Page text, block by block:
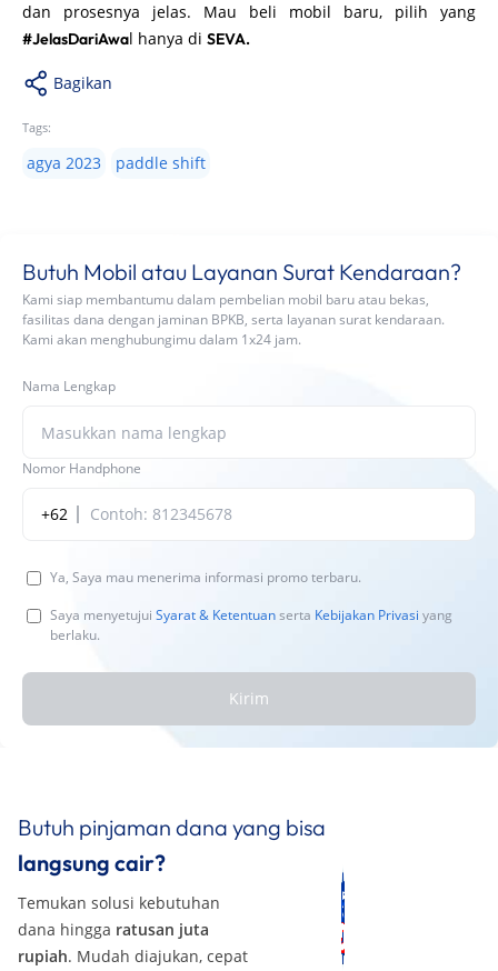
dan prosesnya jelas. Mau beli mobil baru, pilih yang
#JelasDariAwal hanya di SEVA.
Bagikan
Tags:
agya 2023 paddle shift
Butuh Mobil atau Layanan Surat Kendaraan?
Kami siap membantumu dalam pembelian mobil baru atau bekas,
fasilitas dana dengan jaminan BPKB, serta layanan surat kendaraan.
Kami akan menghubungimu dalam 1x24 jam.
Nama Lengkap
Nomor Handphone
+62
Ya, Saya mau menerima informasi promo terbaru.
Saya menyetujui Syarat & Ketentuanserta Kebijakan Privasi yang
berlaku.
Kirim
Butuh pinjaman dana yang bisa
langsung cair?
Temukan solusi kebutuhan
dana hingga ratusan juta
rupiah. Mudah diajukan, cepat